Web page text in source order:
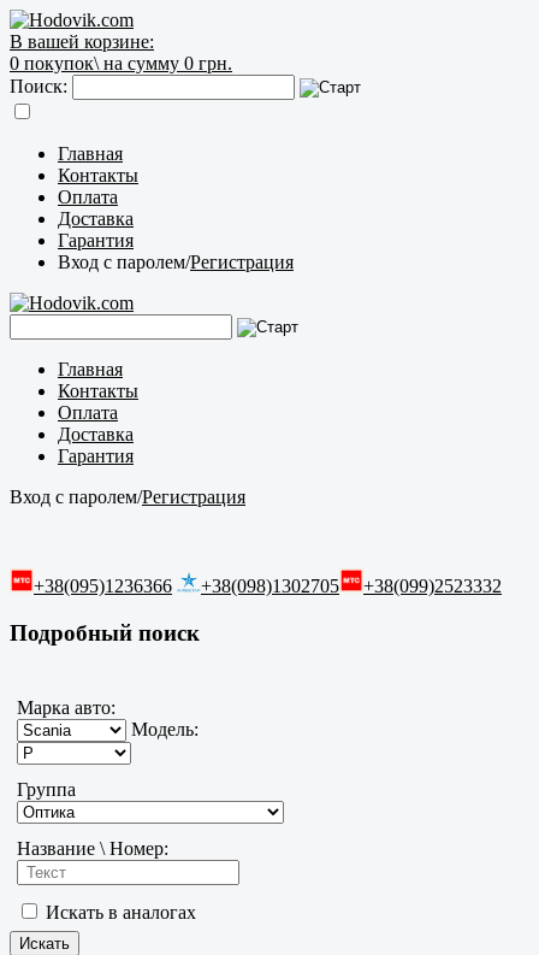
В вашей корзине:
0 покупок\ на сумму 0 грн.
Поиск:
Главная
Контакты
Оплата
Доставка
Гарантия
Вход с паролем/Регистрация
Главная
Контакты
Оплата
Доставка
Гарантия
Вход с паролем/Регистрация
+38(095)1236366 +38(098)1302705 +38(099)2523332
Подробный поиск
Марка авто:
Модель:
Группа
Название \ Номер:
Искать в аналогах